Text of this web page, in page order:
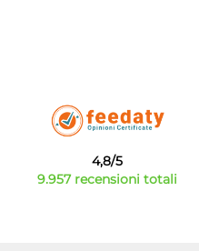
4,8/5
9.957 recensioni totali